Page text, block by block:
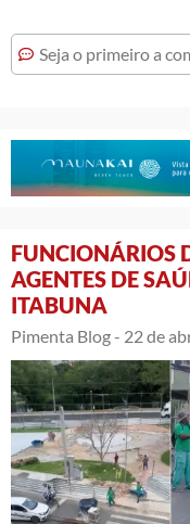
Seja o primeiro a
FUNCIONÁRIOS
AGENTES DE
ITABUNA
Pimenta Blog - 22 de